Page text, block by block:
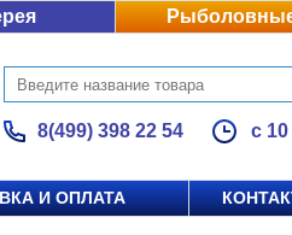
8(499) 398 22 54 с
И ОПЛАТА